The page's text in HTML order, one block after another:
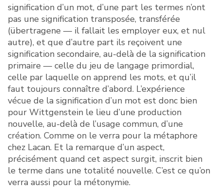
signification d’un mot, d’une part les termes n’ont
pas une signification transposée, transférée
(übertragene — il fallait les employer eux, et nul
autre), et que d’autre part ils reçoivent une
signification secondaire, au-delà de la signification
primaire — celle du jeu de langage primordial,
celle par laquelle on apprend les mots, et qu’il
faut toujours connaître d’abord. L’expérience
vécue de la signification d’un mot est donc bien
pour Wittgenstein le lieu d’une production
nouvelle, au-delà de l’usage commun, d’une
création. Comme on le verra pour la métaphore
chez Lacan. Et la remarque d’un aspect,
précisément quand cet aspect surgit, inscrit bien
le terme dans une totalité nouvelle. C’est ce qu’on
verra aussi pour la métonymie.